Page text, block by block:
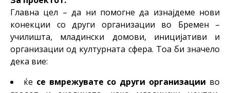
Главна цел – да ни помогне да изнајдеме нови
конекции со други организации во Бремен –
училишта, младински домови, иницијативи и
организации од културната сфера. Тоа би значело
дека вие:
ќе се вмрежувате со други организации во